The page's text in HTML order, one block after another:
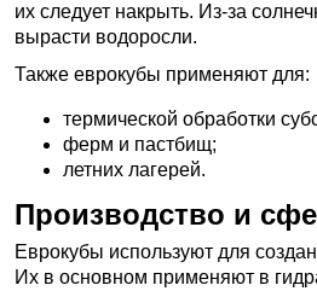
их следует накрыть. Из-за
вырасти водоросли.
Также еврокубы применяют для:
термической обработки
ферм и пастбищ;
летних лагерей.
Производство и
Еврокубы используют для
Их в основном применяют в